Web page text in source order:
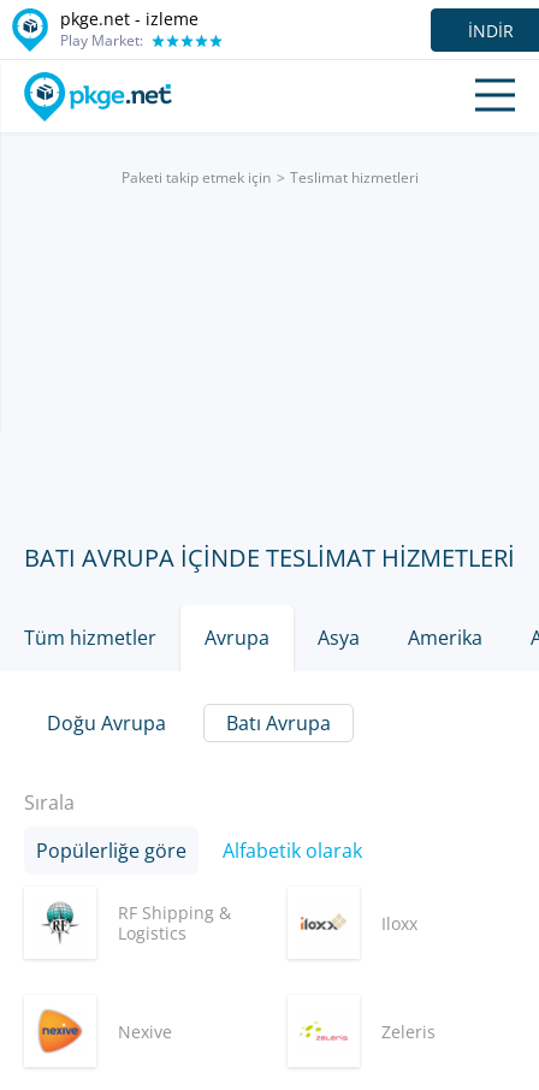
pkge.net - izleme
Play Market: İNDIR
Paketi takip etmek için Teslimat hizmetleri
BATI AVRUPA IÇINDE TESLIMAT HIZMETLERI
Tüm hizmetler Avrupa Asya Amerika
Doğu Avrupa Batı Avrupa
Sırala
Popülerliğe göre
Alfabetik olarak
RF Shipping &
Logistics
Iloxx
Nexive Zeleris